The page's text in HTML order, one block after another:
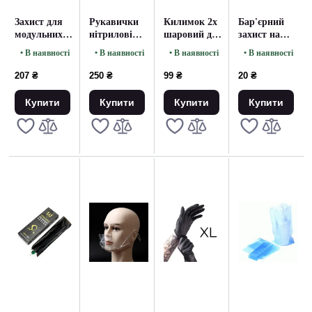
Захист для
модульних
машинок
100 штук
• В наявності
207 ₴
Купити
Рукавички
нітрилові
рожеві S
шт.
• В наявності
250 ₴
Купити
Килимок 2х
шаровий для
робочої
рожеві 50
• В наявності
99 ₴
Купити
Бар'єрний
захист на
Батли ECO
(10 шт)
• В наявності
20 ₴
Купити